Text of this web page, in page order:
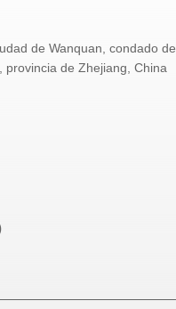
de Wanquan, condado de
provincia de Zhejiang, China